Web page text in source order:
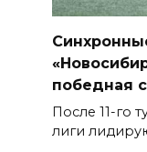
победная
После 11-го
лиги